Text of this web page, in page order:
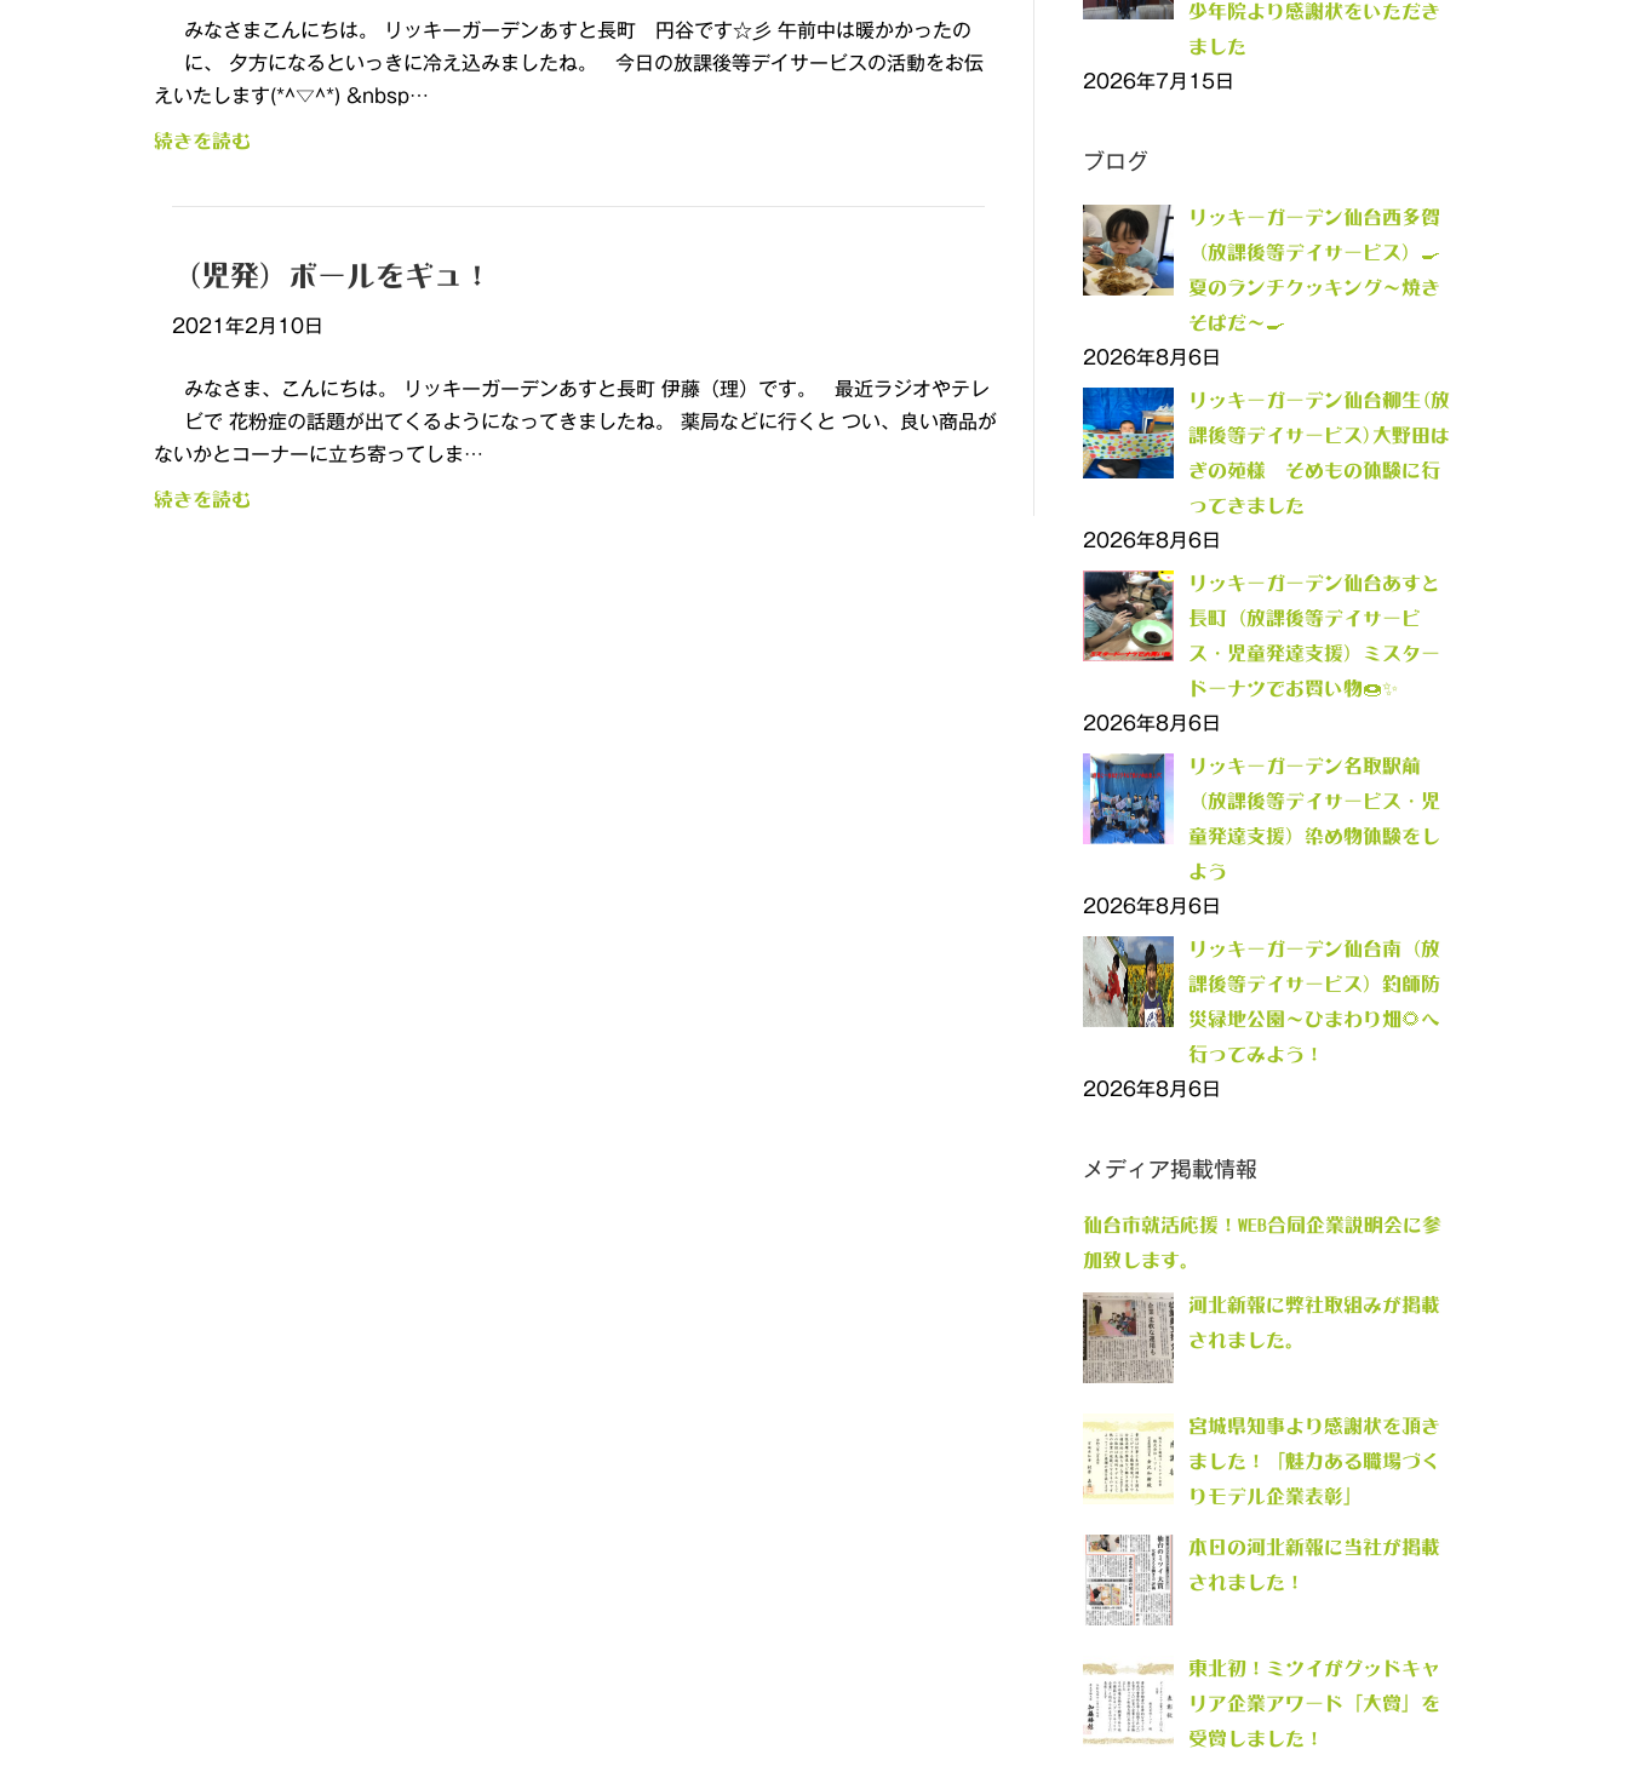
みなさまこんにちは。 リッキーガーデンあすと長町 円谷です☆彡 午前中は暖かかったの
に、 夕方になるといっきに冷え込みましたね。 今日の放課後等デイサービスの活動をお伝
えいたします(*^▽^*) &nbsp…
続きを読む
（児発）ボールをギュ！
2021年2月10日
みなさま、こんにちは。 リッキーガーデンあすと長町 伊藤（理）です。 最近ラジオやテレ
ビで 花粉症の話題が出てくるようになってきましたね。 薬局などに行くと つい、良い商品が
ないかとコーナーに立ち寄ってしま…
続きを読む
少年院より感謝状をいただき
ました
2026年7月15日
ブログ
リッキーガーデン仙台西多賀
（放課後等デイサービス）🍳
夏のランチクッキング～焼き
そばだ～🍳
2026年8月6日
リッキーガーデン仙台柳生(放
課後等デイサービス)大野田は
ぎの苑様 そめもの体験に行
ってきました
2026年8月6日
リッキーガーデン仙台あすと
長町（放課後等デイサービ
ス・児童発達支援）ミスター
ドーナツでお買い物🍩✨
2026年8月6日
リッキーガーデン名取駅前
（放課後等デイサービス・児
童発達支援）染め物体験をし
よう
2026年8月6日
リッキーガーデン仙台南（放
課後等デイサービス）釣師防
災緑地公園～ひまわり畑🌻へ
行ってみよう！
2026年8月6日
メディア掲載情報
仙台市就活応援！WEB合同企業説明会に参
加致します。
河北新報に弊社取組みが掲載
されました。
宮城県知事より感謝状を頂き
ました！「魅力ある職場づく
りモデル企業表彰」
本日の河北新報に当社が掲載
されました！
東北初！ミツイがグッドキャ
リア企業アワード「大賞」を
受賞しました！